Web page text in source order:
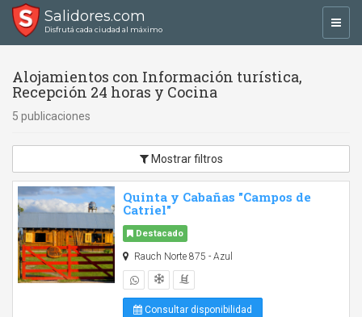
Salidores.com
Disfrutá cada ciudad al máximo
Alojamientos con Información turística,
Recepción 24 horas y Cocina
5 publicaciones
Mostrar filtros
Quinta y Cabañas "Campos de
Catriel"
Destacado
Rauch Norte 875 - Azul
Consultar disponibilidad